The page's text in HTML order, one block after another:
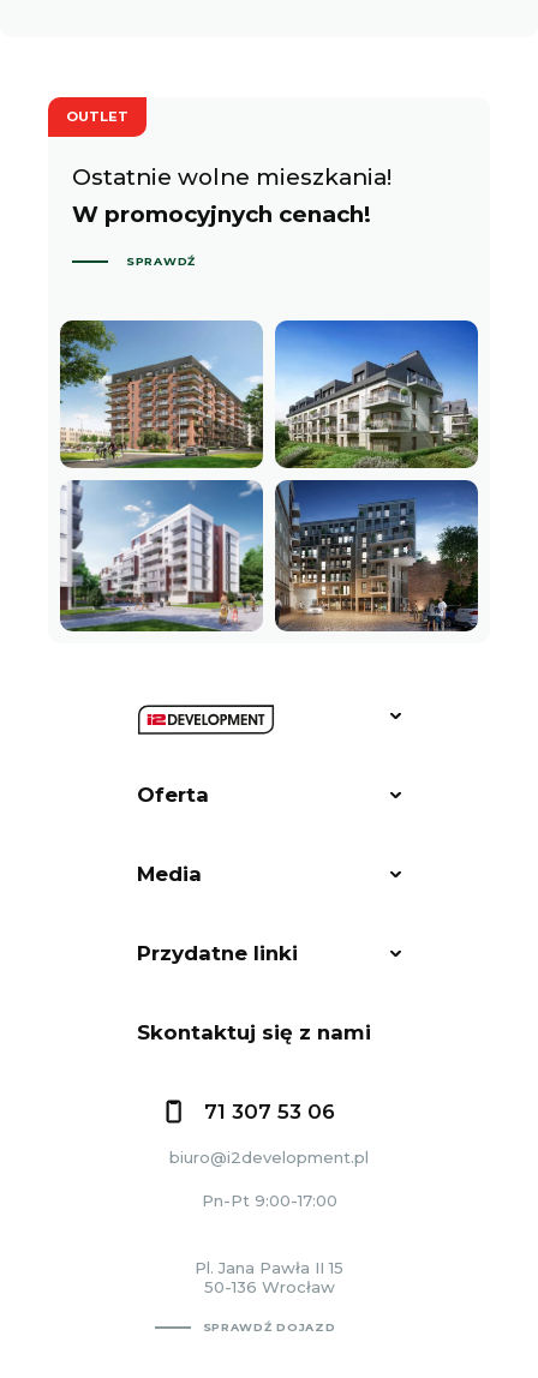
OUTLET
Ostatnie wolne mieszkania!
W promocyjnych cenach!
SPRAWDŹ
Oferta
Media
Przydatne linki
Skontaktuj się z nami
71 307 53 06
biuro@i2development.pl
Pn-Pt 9:00-17:00
Pl. Jana Pawła II 15
50-136 Wrocław
SPRAWDŹ DOJAZD